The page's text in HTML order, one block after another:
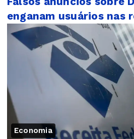
enganam usuários nas
Economia